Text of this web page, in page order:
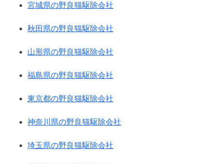
宮城県の野良猫駆除会社
秋田県の野良猫駆除会社
山形県の野良猫駆除会社
福島県の野良猫駆除会社
東京都の野良猫駆除会社
神奈川県の野良猫駆除会社
埼玉県の野良猫駆除会社